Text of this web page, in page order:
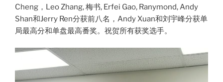
Cheng，Leo Zhang, 梅书, Erfei Gao, Ranymond, Andy
Shan和Jerry Ren分获前八名，Andy Xuan和刘宇峰分获单
局最高分和单盘最高番奖。祝贺所有获奖选手。